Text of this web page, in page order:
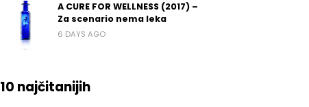
A CURE FOR WELLNESS (2017) –
Za scenario nema leka
6 DAYS AGO
10 najčitanijih